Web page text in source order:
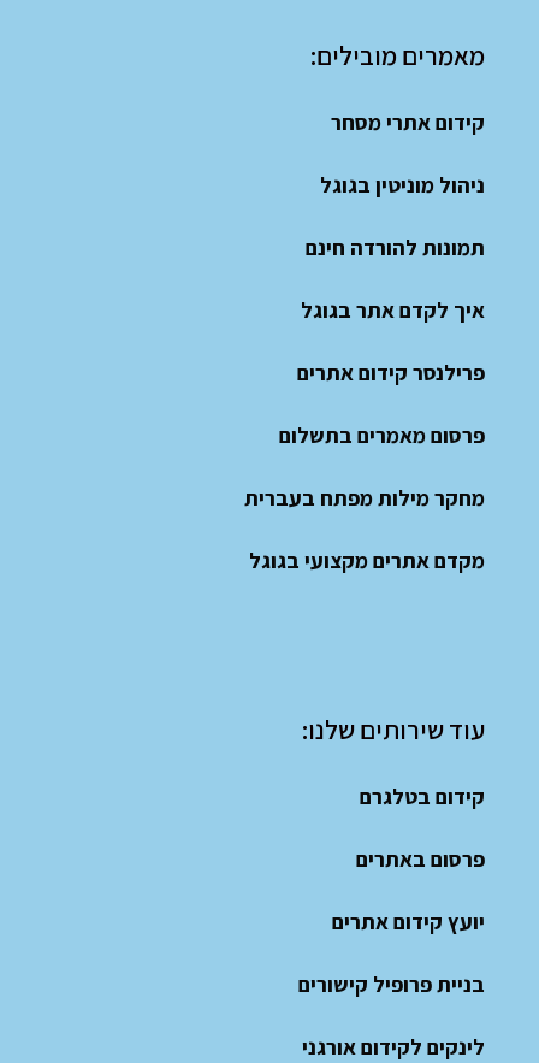
מאמרים מובילים:
קידום אתרי מסחר
ניהול מוניטין בגוגל
תמונות להורדה חינם
איך לקדם אתר בגוגל
פרילנסר קידום אתרים
פרסום מאמרים בתשלום
מחקר מילות מפתח בעברית
מקדם אתרים מקצועי בגוגל
עוד שירותים שלנו:
קידום בטלגרם
פרסום באתרים
יועץ קידום אתרים
בניית פרופיל קישורים
לינקים לקידום אורגני